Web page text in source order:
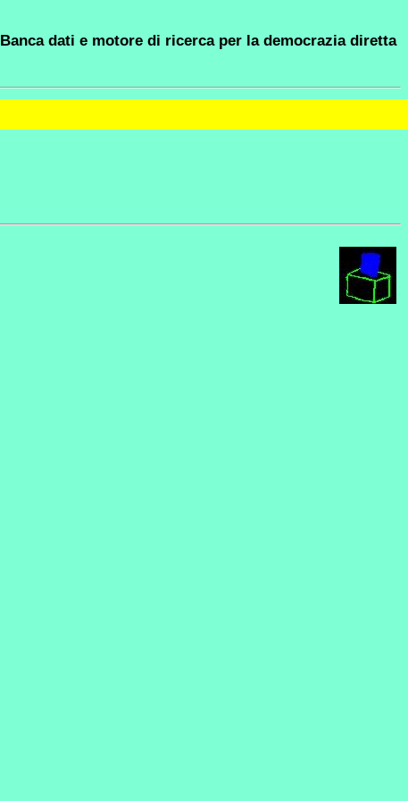
Banca dati e motore di ricerca per la democrazia diretta